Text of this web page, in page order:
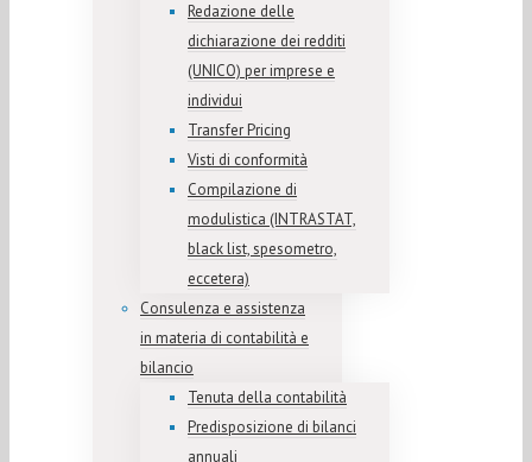
Redazione delle
dichiarazione dei redditi
(UNICO) per imprese e
individui
Transfer Pricing
Visti di conformità
Compilazione di
modulistica (INTRASTAT,
black list, spesometro,
eccetera)
Consulenza e assistenza
in materia di contabilità e
bilancio
Tenuta della contabilità
Predisposizione di bilanci
annuali